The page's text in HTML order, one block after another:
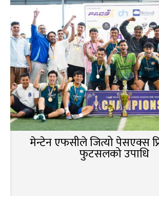
मेन्टेन एफसीले जित्यो पेसएक्स
फुटसलको उपाधि